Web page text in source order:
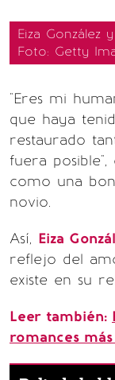
Eiza
Foto: Getty
"Eres mi
que haya
restaurado
fuera
como una
novio.
Así, Eiza
reflejo del
existe en su
Leer también:
romances